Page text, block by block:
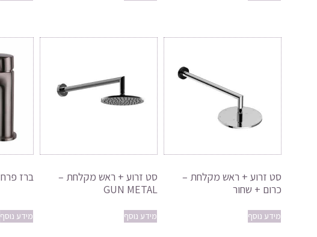
סט זרוע + ראש מקלחת –
כרום + שחור
מידע נוסף
סט זרוע + ראש מקלחת –
GUN METAL
מידע נוסף
ברז
מידע נוסף